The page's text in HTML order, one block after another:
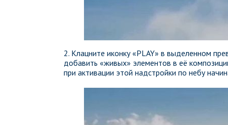
2. Клацните иконку «PLAY» в выделенном
добавить «живых» элементов в её
при активации этой надстройки по небу